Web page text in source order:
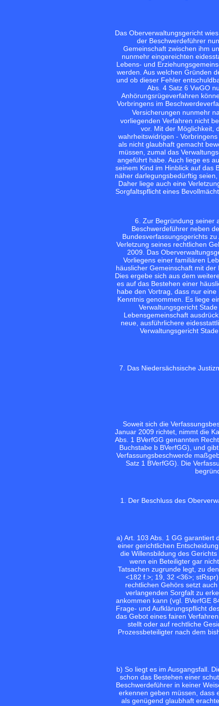
Das Oberverwaltungsgericht
der Beschwerdeführer
Gemeinschaft zwischen ihm
nunmehr eingereichten
Lebens- und
werden. Aus welchen Gründen
und ob dieser Fehler
Abs. 4 Satz 6 VwGO
Anhörungsrügeverfahren
Vorbringens im
Versicherungen nunmehr
vorliegenden Verfahren nicht
vor. Mit der Möglichkeit,
wahrheitswidrigen -
als nicht glaubhaft gemacht
müssen, zumal das
angeführt habe. Auch liege es
seinem Kind im Hinblick auf das
näher darlegungsbedürftig
Daher liege auch eine
Sorgfaltspflicht eines
6. Zur Begründung seiner
Beschwerdeführer neben
Bundesverfassungsgerichts
Verletzung seines rechtlichen
2009. Das
Vorliegens einer familiären
häuslicher Gemeinschaft mit
Dies ergebe sich aus dem
es auf das Bestehen einer
habe den Vortrag, dass nur
Kenntnis genommen. Es liege
Verwaltungsgericht
Lebensgemeinschaft
neue, ausführlichere
Verwaltungsgericht
7. Das Niedersächsische
Soweit sich die
Januar 2009 richtet, nimmt die
Abs. 1 BVerfGG genannten
Buchstabe b BVerfGG), und
Verfassungsbeschwerde
Satz 1 BVerfGG). Die
1. Der Beschluss des
a) Art. 103 Abs. 1 GG garantiert
einer gerichtlichen
die Willensbildung des
wenn ein Beteiligter gar
Tatsachen zugrunde legt, zu
<182 f.>; 19, 32 <36>;
rechtlichen Gehörs setzt
verlangenden Sorgfalt zu
ankommen kann (vgl. BVerfGE
Frage- und Aufklärungspflicht
das Gebot eines fairen
stellt oder auf rechtliche
Prozessbeteiligter nach dem
b) So liegt es im Ausgangsfall.
schon das Bestehen einer
Beschwerdeführer in keiner
erkennen geben müssen, dass
als genügend glaubhaft